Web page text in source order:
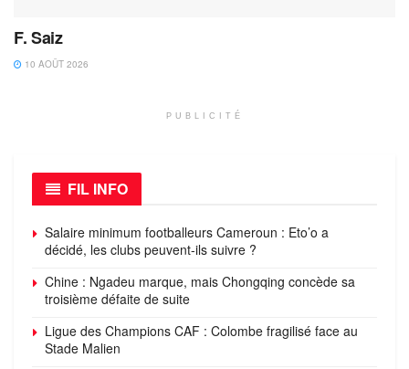
F. Saiz
10 AOÛT 2026
PUBLICITÉ
FIL INFO
Salaire minimum footballeurs Cameroun : Eto’o a
décidé, les clubs peuvent-ils suivre ?
Chine : Ngadeu marque, mais Chongqing concède sa
troisième défaite de suite
Ligue des Champions CAF : Colombe fragilisé face au
Stade Malien